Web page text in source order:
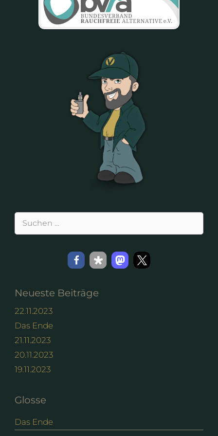
Suchen
Neueste Beiträge
22.11.2023
Das Ende
21.11.2023
20.11.2023
19.11.2023
Glosse
Das Ende